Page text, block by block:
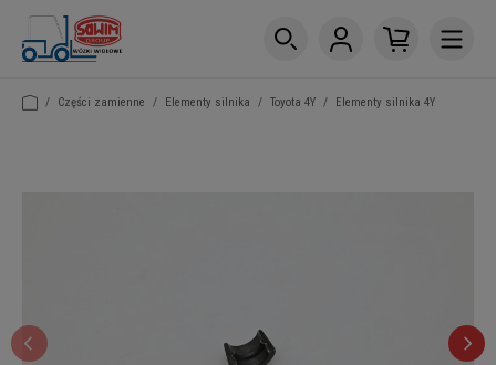
/ Części zamienne / Elementy silnika / Toyota 4Y / Elementy silnika 4Y